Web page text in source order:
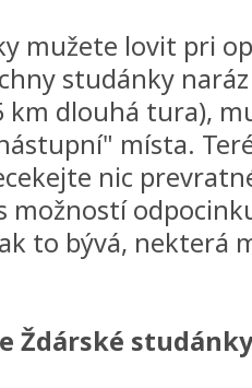
mužete lovit pri
studánky
km dlouhá tura),
místa.
nic
možností
to bývá, nekterá
Ždárské studánky